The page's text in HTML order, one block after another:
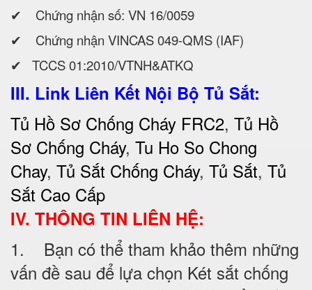
✔ Chứng nhận số: VN 16/0059
✔ Chứng nhận VINCAS 049-QMS (IAF)
✔ TCCS 01:2010/VTNH&ATKQ
III. Link Liên Kết Nội Bộ Tủ Sắt:
Tủ Hồ Sơ Chống Cháy FRC2, Tủ Hồ
Sơ Chống Cháy, Tu Ho So Chong
Chay, Tủ Sắt Chống Cháy, Tủ Sắt, Tủ
Sắt Cao Cấp
IV. THÔNG TIN LIÊN HỆ:
1. Bạn có thể tham khảo thêm những
vấn đề sau để lựa chọn Két sắt chống